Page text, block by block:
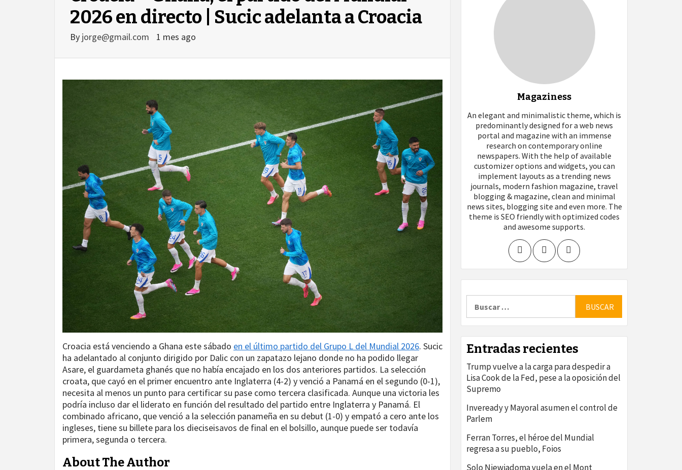
2026 en directo | Sucic adelanta a Croacia
By jorge@gmail.com 1 mes ago
Croacia está venciendo a Ghana este sábado en el último partido del Grupo L del Mundial 2026. Sucic
ha adelantado al conjunto dirigido por Dalic con un zapatazo lejano donde no ha podido llegar
Asare, el guardameta ghanés que no había encajado en los dos anteriores partidos. La selección
croata, que cayó en el primer encuentro ante Inglaterra (4-2) y venció a Panamá en el segundo (0-1),
necesita al menos un punto para certificar su pase como tercera clasificada. Aunque una victoria les
podría incluso dar el liderato en función del resultado del partido entre Inglaterra y Panamá. El
combinado africano, que venció a la selección panameña en su debut (1-0) y empató a cero ante los
ingleses, tiene su billete para los dieciseisavos de final en el bolsillo, aunque puede ser todavía
primera, segunda o tercera.
About The Author
Magaziness
An elegant and minimalistic theme, which is
predominantly designed for a web news
portal and magazine with an immense
research on contemporary online
newspapers. With the help of available
customizer options and widgets, you can
implement layouts as a trending news
journals, modern fashion magazine, travel
blogging & magazine, clean and minimal
news sites, blogging site and even more. The
theme is SEO friendly with optimized codes
and awesome supports.
Entradas recientes
Trump vuelve a la carga para despedir a
Lisa Cook de la Fed, pese a la oposición del
Supremo
Inveready y Mayoral asumen el control de
Parlem
Ferran Torres, el héroe del Mundial
regresa a su pueblo, Foios
Solo Niewiadoma vuela en el Mont